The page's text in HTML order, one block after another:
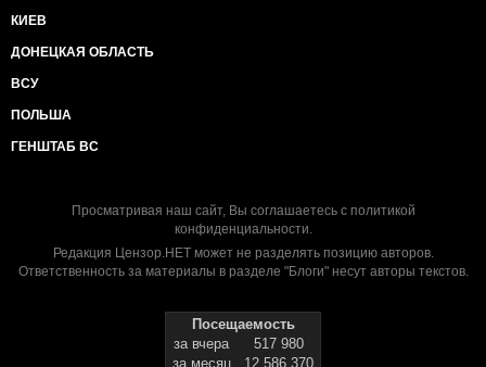
КИЕВ
ДОНЕЦКАЯ ОБЛАСТЬ
ВСУ
ПОЛЬША
ГЕНШТАБ ВС
Просматривая наш сайт, Вы соглашаетесь с политикой
конфиденциальности.
Редакция Цензор.НЕТ может не разделять позицию авторов.
Ответственность за материалы в разделе "Блоги" несут авторы текстов.
Посещаемость
за вчера
517 980
за месяц
12 586 370